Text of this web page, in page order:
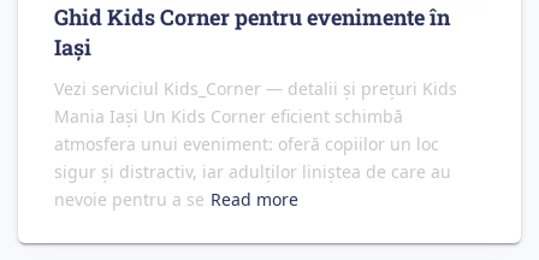
Ghid Kids Corner pentru evenimente în
Iași
Vezi serviciul Kids_Corner — detalii și prețuri Kids
Mania Iași Un Kids Corner eficient schimbă
atmosfera unui eveniment: oferă copiilor un loc
sigur și distractiv, iar adulților liniștea de care au
nevoie pentru a se Read more